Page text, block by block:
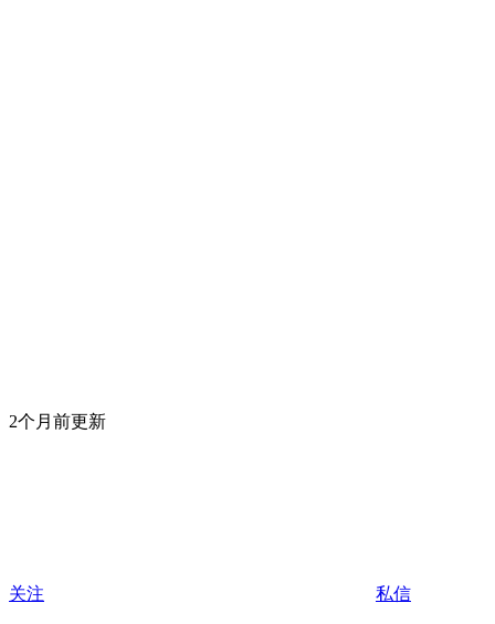
2个月前更新
关注 私信